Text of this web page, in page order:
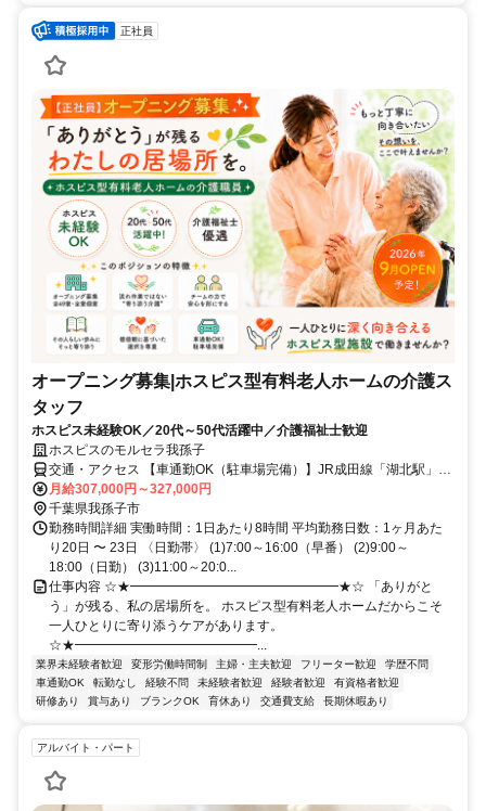
正社員
オープニング募集|ホスピス型有料老人ホームの介護ス
タッフ
ホスピス未経験OK／20代～50代活躍中／介護福祉士歓迎
ホスピスのモルセラ我孫子
交通・アクセス 【車通勤OK（駐車場完備）】JR成田線「湖北駅」北
口徒歩13分、国道356号線沿い（セブンイレブン我孫子中里店の横）
月給307,000円～327,000円
千葉県我孫子市
勤務時間詳細 実働時間：1日あたり8時間 平均勤務日数：1ヶ月あた
り20日 〜 23日 〈日勤帯〉 (1)7:00～16:00（早番） (2)9:00～
18:00（日勤） (3)11:00～20:0...
仕事内容 ☆★━━━━━━━━━━━━━━━━★☆ 「ありがと
う」が残る、私の居場所を。 ホスピス型有料老人ホームだからこそ
一人ひとりに寄り添うケアがあります。
☆★━━━━━━━━━━━━━━...
業界未経験者歓迎 変形労働時間制 主婦・主夫歓迎 フリーター歓迎
学歴不問
車通勤OK
転勤なし 経験不問 未経験者歓迎 経験者歓迎
有資格者歓迎
研修あり
賞与あり ブランクOK 育休あり 交通費支給 長期休暇あり
アルバイト・パート